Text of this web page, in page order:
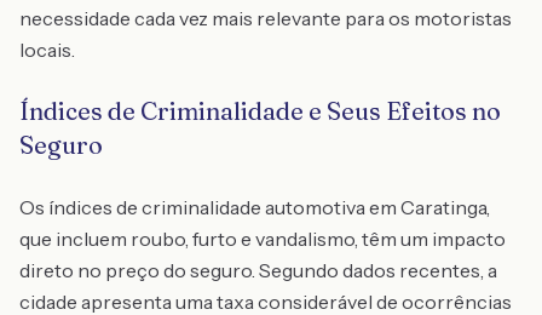
necessidade cada vez mais relevante para os motoristas
locais.
Índices de Criminalidade e Seus Efeitos no
Seguro
Os índices de criminalidade automotiva em Caratinga,
que incluem roubo, furto e vandalismo, têm um impacto
direto no preço do seguro. Segundo dados recentes, a
cidade apresenta uma taxa considerável de ocorrências